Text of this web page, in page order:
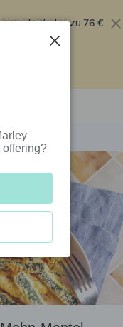
erhalte bis zu 76 €
Boxen
offering?